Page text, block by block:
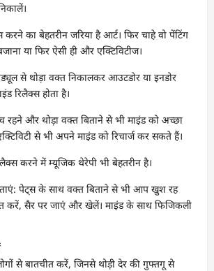
का बेहतरीन जरिया है आर्ट। फिर चाहे वो पेंटिंग
या फिर ऐसी ही और एक्टिविटीज।
से थोड़ा वक्त निकालकर आउटडोर या इनडोर
रिलैक्स होता है।
रहने और थोड़ा वक्त बिताने से भी माइंड को अच्छा
से भी अपने माइंड को रिचार्ज कर सकते हैं।
करने में म्यूजिक थेरेपी भी बेहतरीन है।
पेट्स के साथ वक्त बिताने से भी आप खुश रह
करें, सैर पर जाएं और खेलें। माइंड के साथ फिजिकली
से बातचीत करें, जिनसे थोड़ी देर की गुफ्तगू से